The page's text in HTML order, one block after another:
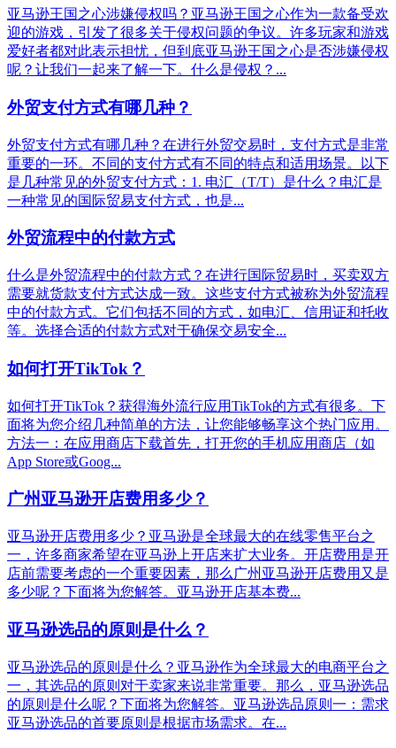
亚马逊王国之心涉嫌侵权吗？亚马逊王国之心作为一款备受欢
迎的游戏，引发了很多关于侵权问题的争议。许多玩家和游戏
爱好者都对此表示担忧，但到底亚马逊王国之心是否涉嫌侵权
呢？让我们一起来了解一下。什么是侵权？...
外贸支付方式有哪几种？
外贸支付方式有哪几种？在进行外贸交易时，支付方式是非常
重要的一环。不同的支付方式有不同的特点和适用场景。以下
是几种常见的外贸支付方式：1. 电汇（T/T）是什么？电汇是
一种常见的国际贸易支付方式，也是...
外贸流程中的付款方式
什么是外贸流程中的付款方式？在进行国际贸易时，买卖双方
需要就货款支付方式达成一致。这些支付方式被称为外贸流程
中的付款方式。它们包括不同的方式，如电汇、信用证和托收
等。选择合适的付款方式对于确保交易安全...
如何打开TikTok？
如何打开TikTok？获得海外流行应用TikTok的方式有很多。下
面将为您介绍几种简单的方法，让您能够畅享这个热门应用。
方法一：在应用商店下载首先，打开您的手机应用商店（如
App Store或Goog...
广州亚马逊开店费用多少？
亚马逊开店费用多少？亚马逊是全球最大的在线零售平台之
一，许多商家希望在亚马逊上开店来扩大业务。开店费用是开
店前需要考虑的一个重要因素，那么广州亚马逊开店费用又是
多少呢？下面将为您解答。亚马逊开店基本费...
亚马逊选品的原则是什么？
亚马逊选品的原则是什么？亚马逊作为全球最大的电商平台之
一，其选品的原则对于卖家来说非常重要。那么，亚马逊选品
的原则是什么呢？下面将为您解答。亚马逊选品原则一：需求
亚马逊选品的首要原则是根据市场需求。在...